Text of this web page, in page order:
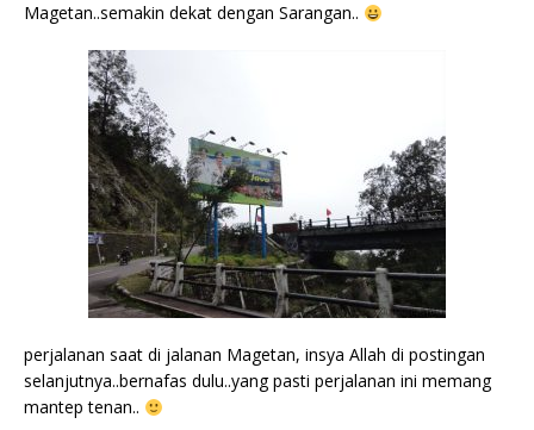
Magetan..semakin dekat dengan Sarangan..
perjalanan saat di jalanan Magetan, insya Allah di postingan
selanjutnya..bernafas dulu..yang pasti perjalanan ini memang
mantep tenan..